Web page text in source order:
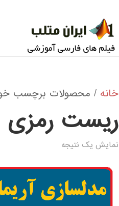
خانه / محصولات برچسب
ریست رمزی
نمایش یک نتیجه